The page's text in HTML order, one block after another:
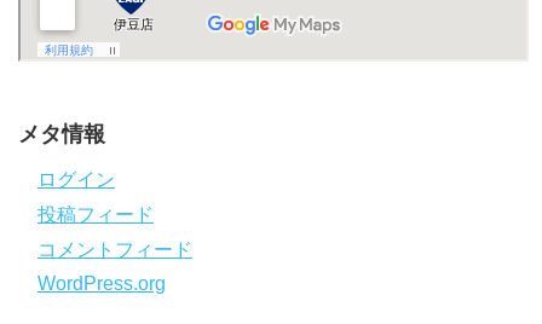
メタ情報
ログイン
投稿フィード
コメントフィード
WordPress.org